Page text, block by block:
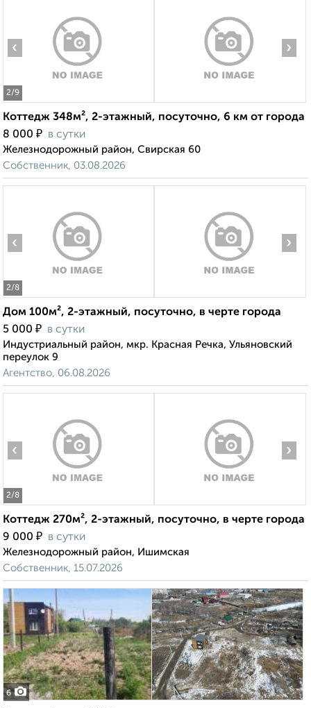
2/9
‹ ›
Коттедж 348м², 2-этажный, посуточно, 6 км от города
8 000 ₽ в сутки
Железнодорожный район, Свирская 60
Собственник, 03.08.2026
2/8
‹ ›
Дом 100м², 2-этажный, посуточно, в черте города
5 000 ₽ в сутки
Индустриальный район, мкр. Красная Речка, Ульяновский
переулок 9
Агентство, 06.08.2026
2/8
‹ ›
Коттедж 270м², 2-этажный, посуточно, в черте города
9 000 ₽ в сутки
Железнодорожный район, Ишимская
Собственник, 15.07.2026
6